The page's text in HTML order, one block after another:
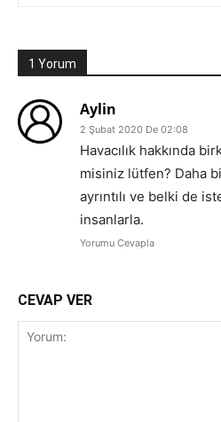
1 Yorum
Aylin
2 Şubat 2020 De 02:08
Havacılık hakkında
misiniz lütfen? Daha
ayrıntılı ve belki de
insanlarla.
Yorumu Cevapla
CEVAP VER